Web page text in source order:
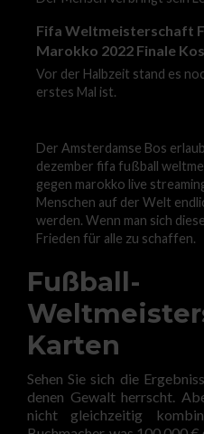
Fifa Weltmeisterschaft
Marokko 2022 Finale
Vor der Halbzeit stand es
erstes Mal ist.
Der Amsterdamse Bos
dezember fifa fußball
gegen marokko live
Menschen auf der Welt
werden. Wenn man sich
Frieden für alle zu schaffen.
Fußball-
Karten
Sehen Sie sich die
denen Gewalt herrscht.
nicht gleichzeitig